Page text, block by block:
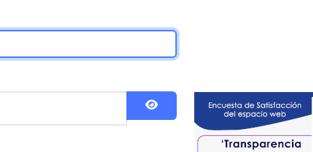
Show Password